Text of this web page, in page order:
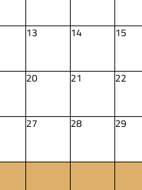
13 14 15
20 21 22
27 28 29